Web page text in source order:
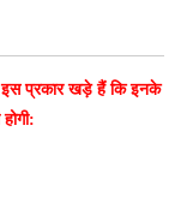
प्रकारखड़े हैं कि इनके